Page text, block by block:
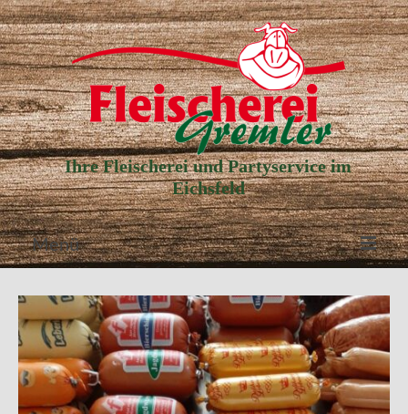
Ihre Fleischerei und Partyservice im
Eichsfeld
Menü
Aktuelle Angebote
Unser Partyservice
Unser Laden
Unsere Geschichte